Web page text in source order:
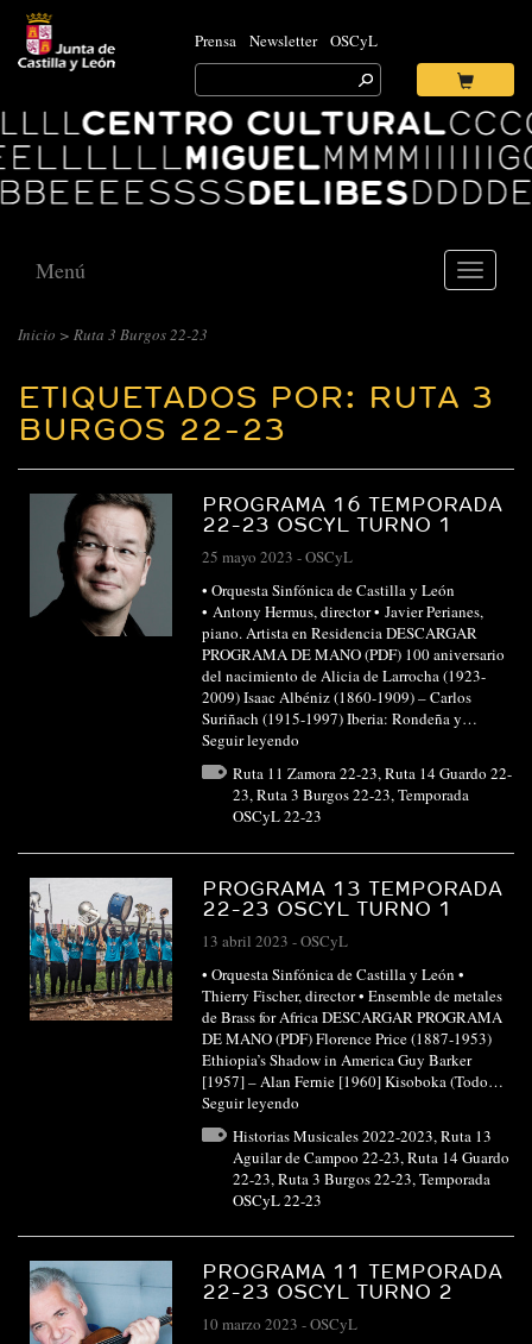
Prensa Newsletter OSCyL
Search
for:
Ok
Centro
Cultural
Miguel
Delibes
Toggle
Menú
Inicio > Ruta 3 Burgos 22-23
ETIQUETADOS POR: RUTA 3
BURGOS 22-23
PROGRAMA 16 TEMPORADA
22-23 OSCYL TURNO 1
25 mayo 2023 -OSCyL
• Orquesta Sinfónica de Castilla y León
• Antony Hermus, director • Javier Perianes,
piano. Artista en Residencia DESCARGAR
PROGRAMA DE MANO (PDF) 100 aniversario
del nacimiento de Alicia de Larrocha (1923-
2009) Isaac Albéniz (1860-1909) – Carlos
Suriñach (1915-1997) Iberia: Rondeña y…
Seguir leyendo
Ruta 11 Zamora 22-23,Ruta 14 Guardo 22-
23,Ruta 3 Burgos 22-23,Temporada
OSCyL 22-23
PROGRAMA 13 TEMPORADA
22-23 OSCYL TURNO 1
13 abril 2023 -OSCyL
• Orquesta Sinfónica de Castilla y León •
Thierry Fischer, director • Ensemble de metales
de Brass for Africa DESCARGAR PROGRAMA
DE MANO (PDF) Florence Price (1887-1953)
Ethiopia’s Shadow in America Guy Barker
[1957] – Alan Fernie [1960] Kisoboka (Todo…
Seguir leyendo
Historias Musicales 2022-2023, Ruta 13
Aguilar de Campoo 22-23, Ruta 14 Guardo
22-23, Ruta 3 Burgos 22-23, Temporada
OSCyL 22-23
PROGRAMA 11 TEMPORADA
22-23 OSCYL TURNO 2
10 marzo 2023 -OSCyL